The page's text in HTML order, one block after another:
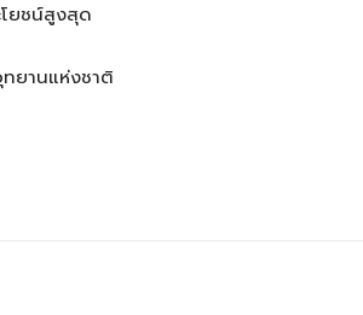
โยชน์สูงสุด
ยานแห่งชาติ